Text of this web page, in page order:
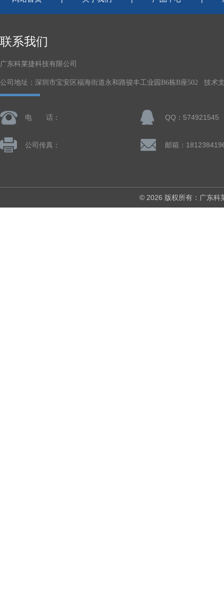
联系我们
广东科莱捷科技有限公司
公司地址：深圳市宝安区福海街道永和路骏丰工业园B6栋B座502 技术
电 话： QQ：574921545
公司传真：
© 2026 版权所有：广东